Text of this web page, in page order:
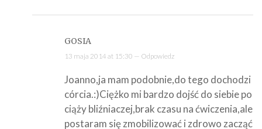
GOSIA
13 maja 2014 at 15:30 — Odpowiedz
Joanno,ja mam podobnie,do tego dochodzi
córcia.:)Ciężko mi bardzo dojść do siebie po
ciąży bliźniaczej,brak czasu na ćwiczenia,ale
postaram się zmobilizować i zdrowo zacząć